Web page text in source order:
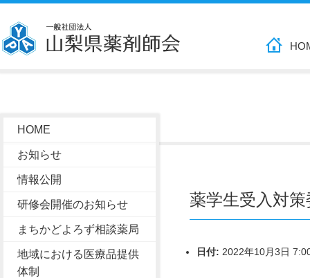
HOME
お知らせ
情報公開
研修会開催のお知らせ
まちかどよろず相談薬局
地域における医療品提供
体制
薬学生受入対
日付: 2022年10月3日